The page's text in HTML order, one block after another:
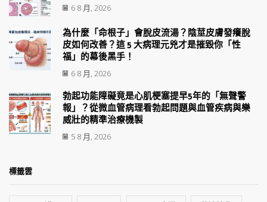
6 8 月, 2026
為什麼「命根子」會脫皮流湯？陰莖皮膚發癢脫
皮如何改善？這 5 大病理元兇才是摧毀你「性
福」的幕後黑手！
6 8 月, 2026
勃起功能障礙竟是心肌梗塞提早5年的「無聲警
報」？從微血管病理看勃起問題與血管疾病與樂
威壯的精準治療機製
5 8 月, 2026
標籤雲